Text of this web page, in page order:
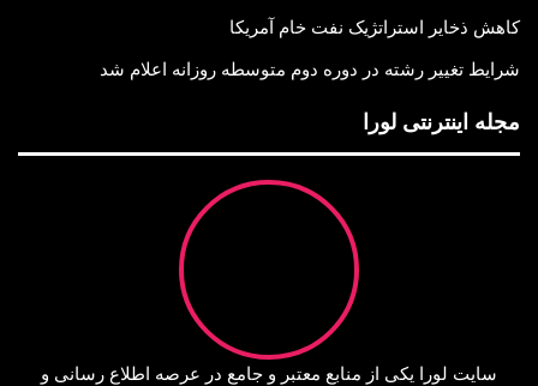
کاهش ذخایر استراتژیک نفت خام آمریکا
شرایط تغییر رشته در دوره دوم متوسطه روزانه اعلام شد
مجله اینترنتی لورا
سایت لورا یکی از منابع معتبر و جامع در عرصه اطلاع‌ رسانی و